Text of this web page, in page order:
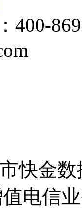
400-
快金
电信